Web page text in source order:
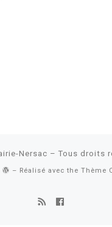
Nersac – Tous droits
– Réalisé avec the Thème